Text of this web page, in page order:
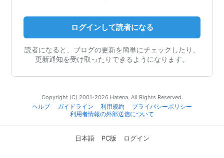
ログインして読者になる
読者になると、ブログの更新を簡単にチェックしたり、
更新通知を受け取ったりできるようになります。
Copyright (C) 2001-2026 Hatena. All Rights Reserved.
ヘルプ
ガイドライン 利用規約
プライバシーポリシー
利用者情報の外部送信について
日本語 PC版 ログイン